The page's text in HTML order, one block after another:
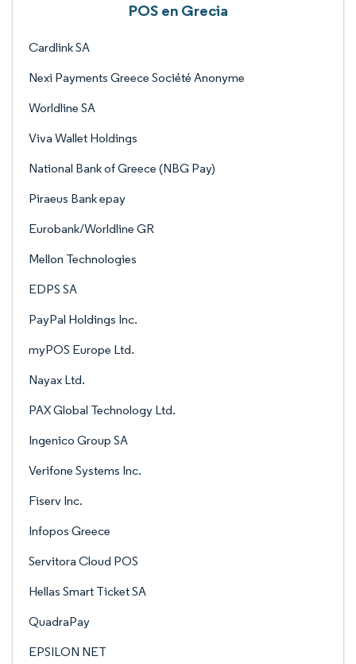
POS en Grecia
Cardlink SA
Nexi Payments Greece Société Anonyme
Worldline SA
Viva Wallet Holdings
National Bank of Greece (NBG Pay)
Piraeus Bank epay
Eurobank/Worldline GR
Mellon Technologies
EDPS SA
PayPal Holdings Inc.
myPOS Europe Ltd.
Nayax Ltd.
PAX Global Technology Ltd.
Ingenico Group SA
Verifone Systems Inc.
Fiserv Inc.
Infopos Greece
Servitora Cloud POS
Hellas Smart Ticket SA
QuadraPay
EPSILON NET